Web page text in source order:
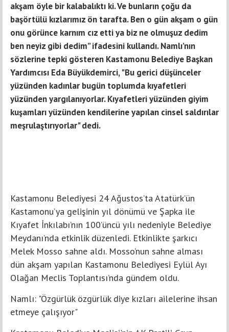
akşam öyle bir kalabalıktı ki. Ve bunların çoğu da
başörtülü kızlarımız ön tarafta. Ben o gün akşam o gün
onu görünce karnım cız etti ya biz ne olmuşuz dedim
ben neyiz gibi dedim” ifadesini kullandı. Namlı’nın
sözlerine tepki gösteren Kastamonu Belediye Başkan
Yardımcısı Eda Büyükdemirci, "Bu gerici düşünceler
yüzünden kadınlar bugün toplumda kıyafetleri
yüzünden yargılanıyorlar. Kıyafetleri yüzünden giyim
kuşamları yüzünden kendilerine yapılan cinsel saldırılar
meşrulaştırıyorlar" dedi.
Kastamonu Belediyesi 24 Ağustos’ta Atatürk’ün
Kastamonu’ya gelişinin yıl dönümü ve Şapka ile
Kıyafet İnkılabı’nın 100’üncü yılı nedeniyle Belediye
Meydanı’nda etkinlik düzenledi. Etkinlikte şarkıcı
Melek Mosso sahne aldı. Mosso’nun sahne alması
dün akşam yapılan Kastamonu Belediyesi Eylül Ayı
Olağan Meclis Toplantısı’nda gündem oldu.
Namlı: "Özgürlük özgürlük diye kızları ailelerine ihsan
etmeye çalışıyor"